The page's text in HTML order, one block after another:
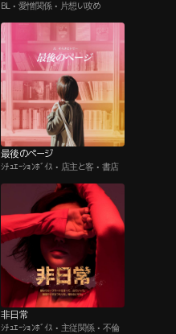
BL • 愛憎関係 • 片想い攻め
最後のページ
ｼﾁｭｴｰｼｮﾝﾎﾞｲｽ • 店主と客 • 書店
非日常
ｼﾁｭｴｰｼｮﾝﾎﾞｲｽ • 主従関係 • 不倫